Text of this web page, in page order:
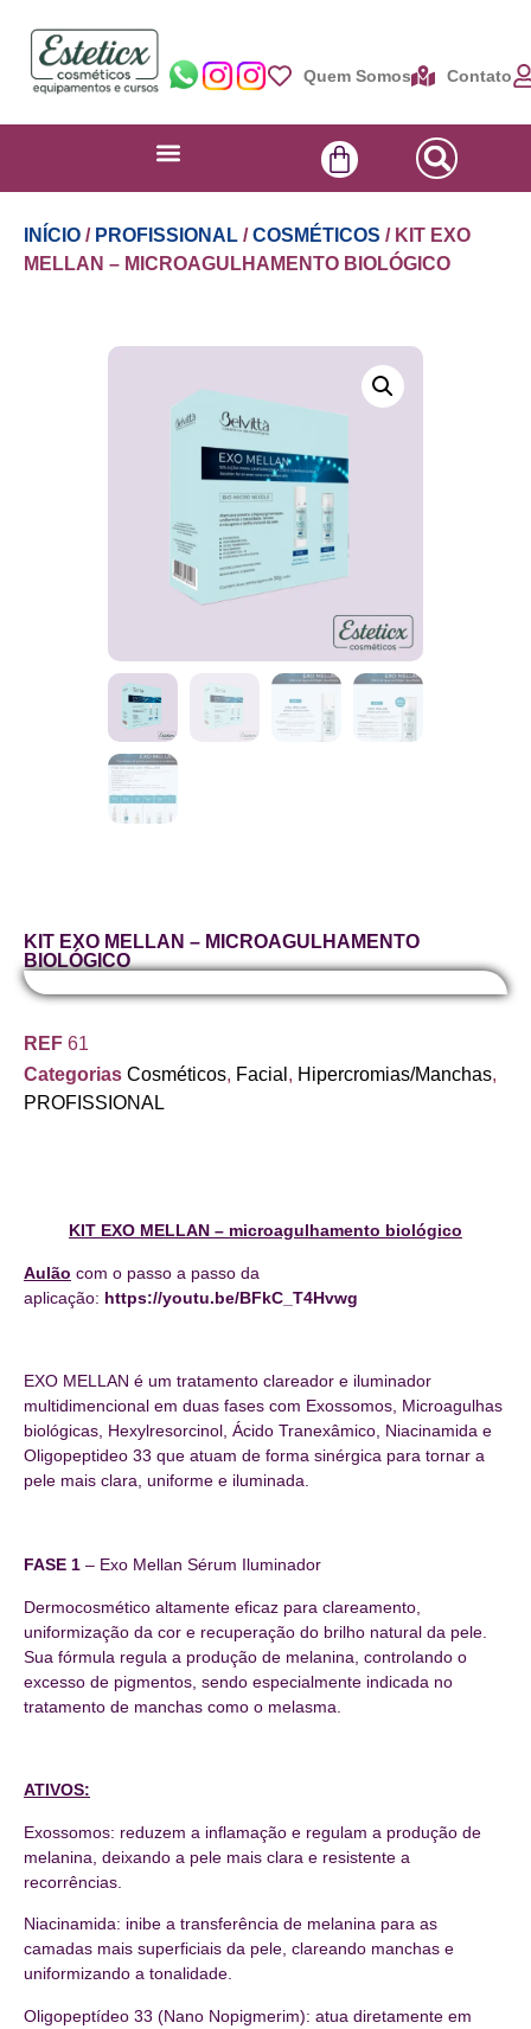
Quem Somos Contato
INÍCIO / PROFISSIONAL /COSMÉTICOS / KIT EXO
MELLAN – MICROAGULHAMENTO BIOLÓGICO
KIT EXO MELLAN – MICROAGULHAMENTO
BIOLÓGICO
REF 61
Categorias Cosméticos, Facial , Hipercromias/Manchas,
PROFISSIONAL
KIT EXO MELLAN – microagulhamento biológico
Aulão com o passo a passo da
aplicação: https://youtu.be/BFkC_T4Hvwg
EXO MELLAN é um tratamento clareador e iluminador
multidimencional em duas fases com Exossomos, Microagulhas
biológicas, Hexylresorcinol, Ácido Tranexâmico, Niacinamida e
Oligopeptideo 33 que atuam de forma sinérgica para tornar a
pele mais clara, uniforme e iluminada.
FASE 1 – Exo Mellan Sérum Iluminador
Dermocosmético altamente eficaz para clareamento,
uniformização da cor e recuperação do brilho natural da pele.
Sua fórmula regula a produção de melanina, controlando o
excesso de pigmentos, sendo especialmente indicada no
tratamento de manchas como o melasma.
ATIVOS:
Exossomos: reduzem a inflamação e regulam a produção de
melanina, deixando a pele mais clara e resistente a
recorrências.
Niacinamida: inibe a transferência de melanina para as
camadas mais superficiais da pele, clareando manchas e
uniformizando a tonalidade.
Oligopeptídeo 33 (Nano Nopigmerim): atua diretamente em